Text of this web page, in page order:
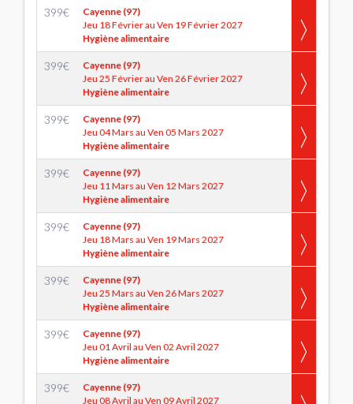
399€
Cayenne (97)
Jeu 18 Février au Ven 19 Février 2027
Hygiène alimentaire
399€
Cayenne (97)
Jeu 25 Février au Ven 26 Février 2027
Hygiène alimentaire
399€
Cayenne (97)
Jeu 04 Mars au Ven 05 Mars 2027
Hygiène alimentaire
399€
Cayenne (97)
Jeu 11 Mars au Ven 12 Mars 2027
Hygiène alimentaire
399€
Cayenne (97)
Jeu 18 Mars au Ven 19 Mars 2027
Hygiène alimentaire
399€
Cayenne (97)
Jeu 25 Mars au Ven 26 Mars 2027
Hygiène alimentaire
399€
Cayenne (97)
Jeu 01 Avril au Ven 02 Avril 2027
Hygiène alimentaire
399€
Cayenne (97)
Jeu 08 Avril au Ven 09 Avril 2027